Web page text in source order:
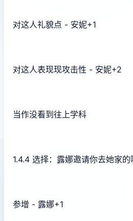
对这人礼貌点 - 安妮+1
对这人表现现攻击性 - 安妮+2
当作没看到往上学科
1.4.4 选择：露娜邀请你去她家的
参增 - 露娜+1